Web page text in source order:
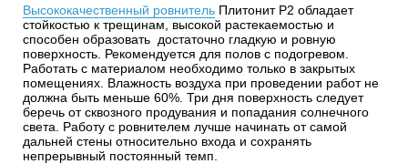
Высококачественный ровнитель Плитонит P2 обладает
стойкостью к трещинам, высокой растекаемостью и
способен образовать достаточно гладкую и ровную
поверхность. Рекомендуется для полов с подогревом.
Работать с материалом необходимо только в закрытых
помещениях. Влажность воздуха при проведении работ не
должна быть меньше 60%. Три дня поверхность следует
беречь от сквозного продувания и попадания солнечного
света. Работу с ровнителем лучше начинать от самой
дальней стены относительно входа и сохранять
непрерывный постоянный темп.